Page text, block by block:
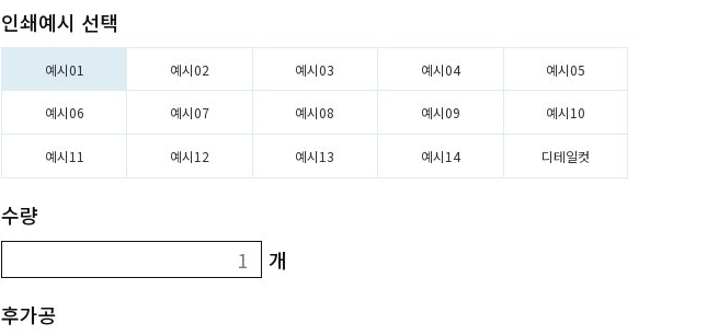
인쇄예시 선택
예시01 예시02 예시03 예시04 예시05
예시06 예시07 예시08 예시09 예시10
예시11 예시12 예시13 예시14 디테일컷
수량
개
후가공